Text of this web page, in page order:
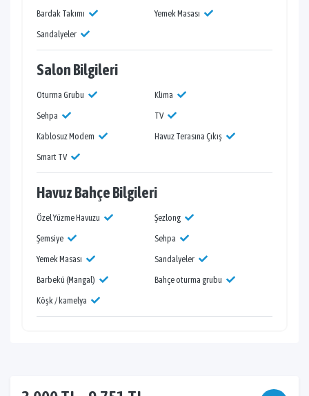
Bardak Takımı
Yemek Masası
Sandalyeler
Salon Bilgileri
Oturma Grubu
Klima
Sehpa
TV
Kablosuz Modem
Havuz Terasına Çıkış
Smart TV
Havuz Bahçe Bilgileri
Özel Yüzme Havuzu
Şezlong
Şemsiye
Sehpa
Yemek Masası
Sandalyeler
Barbekü (Mangal)
Bahçe oturma grubu
Köşk / kamelya